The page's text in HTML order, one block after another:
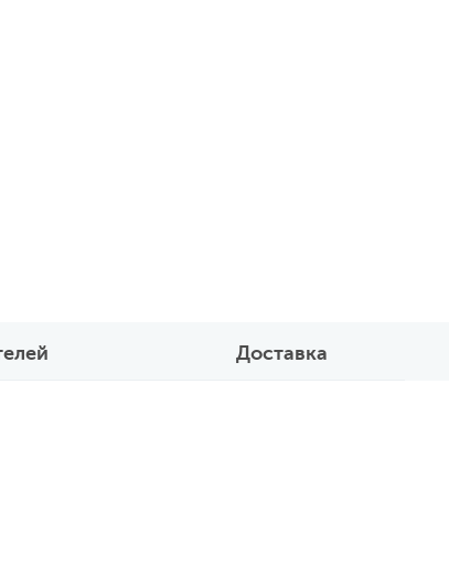
Доставка